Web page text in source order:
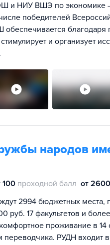
и НИУ ВШЭ по экономике
победителей
обеспечивается
и организует
народов
100 проходной балл от
2994 бюджетных места,
руб. 17 факультетов и
проживание в
переводчика. РУДН входит